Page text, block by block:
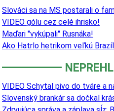
Slováci sa na MS postarali o
VIDEO gólu cez celé ihrisko!
Maďari "vykúpali" Rusnáka!
Ako Hatrlo hetrikom veľkú
VIDEO Schytal pivo do tváre a
Slovenský brankár sa dočkal